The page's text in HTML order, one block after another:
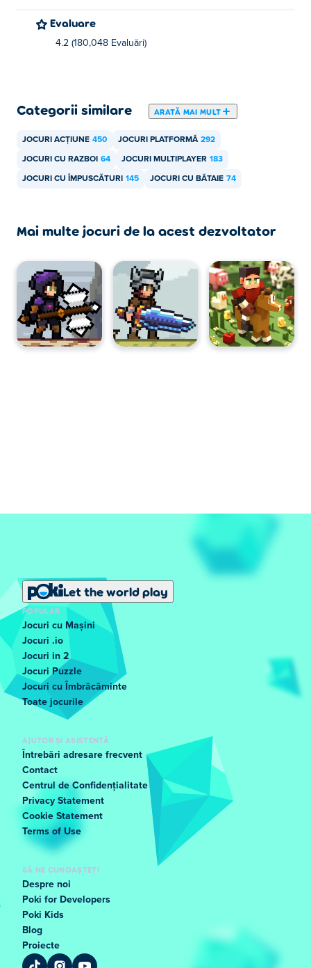
Sari
Dash/Dodge - L
Cine a creat Apple Knight: Fight?
Apple Knight: Fight este creat de Limitless. Joacă
Cum pot juca gratuit Apple Knight: Fight?
Puteți juca Apple Knight: Fight gratuit pe Poki.
Pot să joc Apple Knight: Fight pe dispozitive
mobile și desktop?
Apple Knight: Fight poate fi jucat pe computer și pe
Evaluare
4.2 (180,048 Evaluări)
Categorii similare ARATĂ MAI MULT
JOCURI ACȚIUNE 450 JOCURI PLATFORMĂ 292
JOCURI CU RAZBOI 64 JOCURI MULTIPLAYER 183
JOCURI CU ÎMPUSCĂTURI 145 JOCURI CU BĂTAIE 74
Mai multe jocuri de la acest dezvoltator
Let the world play
POPULAR
Jocuri cu Mașini
Jocuri .io
Jocuri in 2
Jocuri Puzzle
Jocuri cu Îmbrăcăminte
Toate jocurile
AJUTOR ȘI ASISTENȚĂ
Întrebări adresare frecvent
Contact
Centrul de Confidențialitate
Privacy Statement
Cookie Statement
Terms of Use
SĂ NE CUNOAȘTEȚI
Despre noi
Poki for Developers
Poki Kids
Blog
Proiecte